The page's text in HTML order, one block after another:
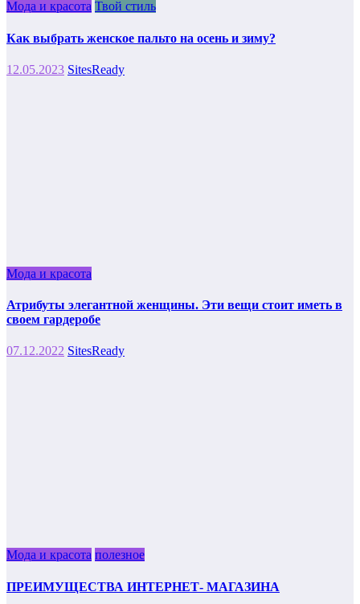
Мода и красота Твой стиль
Как выбрать женское пальто на осень и зиму?
12.05.2023 SitesReady
Мода и красота
Атрибуты элегантной женщины. Эти вещи стоит иметь в
своем гардеробе
07.12.2022 SitesReady
Мода и красота полезное
ПРЕИМУЩЕСТВА ИНТЕРНЕТ- МАГАЗИНА